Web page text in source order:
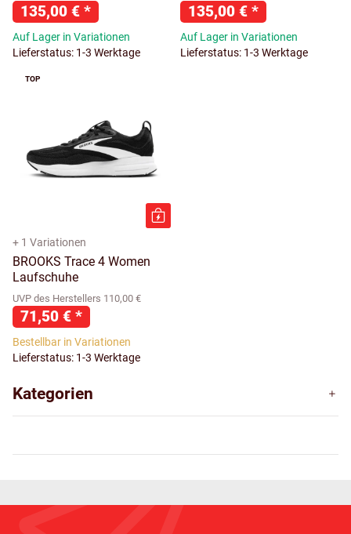
135,00 € *
Auf Lager in Variationen
Lieferstatus: 1-3 Werktage
135,00 € *
Auf Lager in Variationen
Lieferstatus: 1-3 Werktage
TOP
+ 1 Variationen
BROOKS Trace 4 Women
Laufschuhe
UVP des Herstellers 110,00 €
71,50 € *
Bestellbar in Variationen
Lieferstatus: 1-3 Werktage
Kategorien